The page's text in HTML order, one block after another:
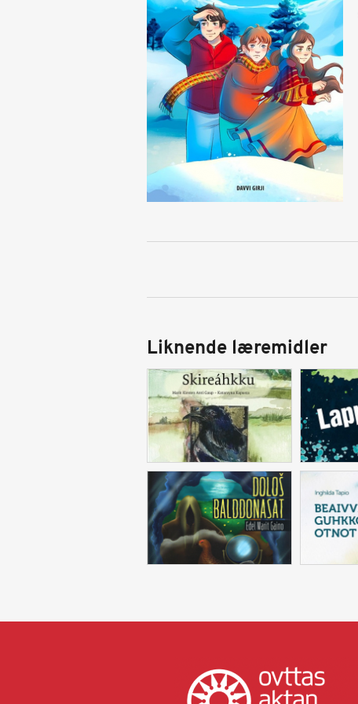
Liknende læremidler